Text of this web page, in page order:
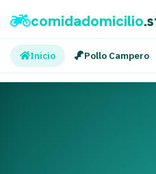
comidadomicilio
Inicio Pollo Campero